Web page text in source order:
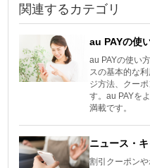
関連するカテゴリ
au PAYの使
au PAYの使い
スの基本的な
ジ方法、クー
す。au PAYを
満載です。
ニュース・
割引クーポン